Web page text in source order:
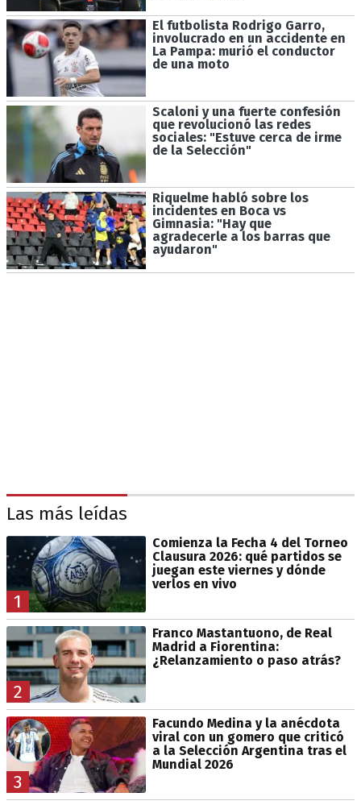
El futbolista Rodrigo Garro,
involucrado en un accidente en
La Pampa: murió el conductor
de una moto
Scaloni y una fuerte confesión
que revolucionó las redes
sociales: "Estuve cerca de irme
de la Selección"
Riquelme habló sobre los
incidentes en Boca vs
Gimnasia: "Hay que
agradecerle a los barras que
ayudaron"
Las más leídas
1
Comienza la Fecha 4 del Torneo
Clausura 2026: qué partidos se
juegan este viernes y dónde
verlos en vivo
2
Franco Mastantuono, de Real
Madrid a Fiorentina:
¿Relanzamiento o paso atrás?
3
Facundo Medina y la anécdota
viral con un gomero que criticó
a la Selección Argentina tras el
Mundial 2026